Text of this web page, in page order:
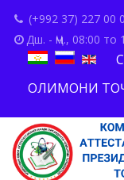
(+992 37) 227 00
Дш. - Ҷм., 08:00 то
ОЛИМОНИ